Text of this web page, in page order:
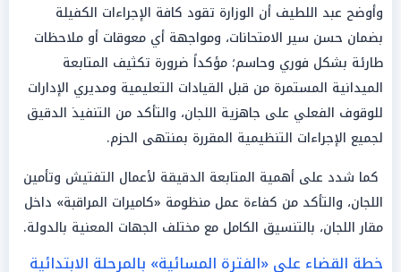
وأوضح عبد اللطيف أن الوزارة تقود كافة الإجراءات الكفيلة
بضمان حسن سير الامتحانات، ومواجهة أي معوقات أو ملاحظات
طارئة بشكل فوري وحاسم؛ مؤكداً ضرورة تكثيف المتابعة
الميدانية المستمرة من قبل القيادات التعليمية ومديري الإدارات
للوقوف الفعلي على جاهزية اللجان، والتأكد من التنفيذ الدقيق
لجميع الإجراءات التنظيمية المقررة بمنتهى الحزم.
كما شدد على أهمية المتابعة الدقيقة لأعمال التفتيش وتأمين
اللجان، والتأكد من كفاءة عمل منظومة «كاميرات المراقبة» داخل
مقار اللجان، بالتنسيق الكامل مع مختلف الجهات المعنية بالدولة.
خطة القضاء على «الفترة المسائية» بالمرحلة الابتدائية